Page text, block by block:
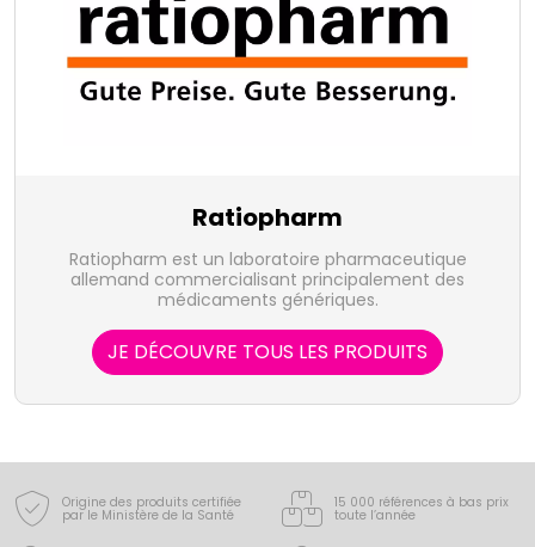
Ratiopharm
Ratiopharm est un laboratoire pharmaceutique
allemand commercialisant principalement des
médicaments génériques.
JE DÉCOUVRE TOUS LES PRODUITS
Origine des produits certifiée
par le Ministère de la Santé
15 000 références à bas prix
toute l’année